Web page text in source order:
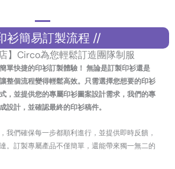
衫簡易訂製流程 //
】Circo為您輕鬆訂造團隊制服
單快捷的印衫訂製體驗！ 無論是訂製印衫還是
整個流程變得輕鬆高效。只需選擇您想要的印衫
，並提供您的專屬印衫圖案設計需求，我們的專
設計，並確認最終的印衫稿件。
我們確保每一步都順利進行，並提供即時反饋，
。訂製專屬產品不僅簡單，還能帶來獨一無二的